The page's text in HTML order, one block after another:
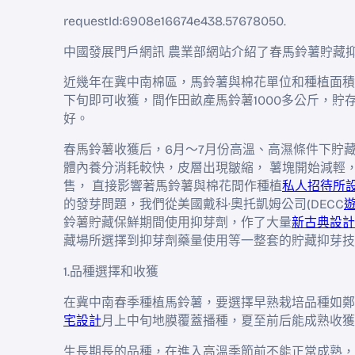
requestId:6908e16674e438.57678050.
中國發展門戶網訊 農業部網站介紹了春馬鈴薯貯藏
近幾年在冀中南棉區，馬鈴薯與棉花單位和種植面
下旬即可收獲，間作田畝產馬鈴薯1000多公斤，貯
好。
春馬鈴薯收獲后，6月～7月份高溫、高濕條件下貯
體內養分消耗較快，皮層出現皺縮， 薯塊開始減輕
售， 直接影響著馬鈴薯與棉花間作種植私人招待所
的發芽問題，我們從美國戴科·奧托凱姆公司(DECC
鈴薯貯藏保鮮期間使用抑芽劑，作了大量新古典設計
藏場所選擇到抑芽劑藥量使用等一整套的貯藏抑芽
1.品種選擇和收獲
在冀中南春季種植馬鈴薯，要選擇早熟栽培品種如
宅設計月上中旬地膜覆蓋播種，夏至前后能成熟收
生長期長的品種，在進入高溫季節前不能正常成熟